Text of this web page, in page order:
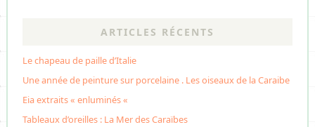
ARTICLES RÉCENTS
Le chapeau de paille d’Italie
Une année de peinture sur porcelaine . Les oiseaux de la Caraibe
Eia extraits « enluminés «
Tableaux d’oreilles : La Mer des Caraïbes